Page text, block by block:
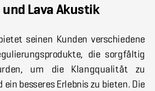
und Lava Akustik
seinen Kunden verschiedene
die sorgfältig
um die Klangqualität zu
ein besseres Erlebnis zu bieten. Die